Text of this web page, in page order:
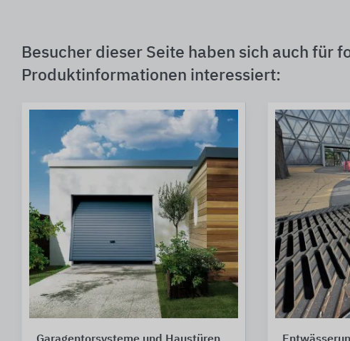
Besucher dieser Seite haben sich auch für
Produktinformationen interessiert: